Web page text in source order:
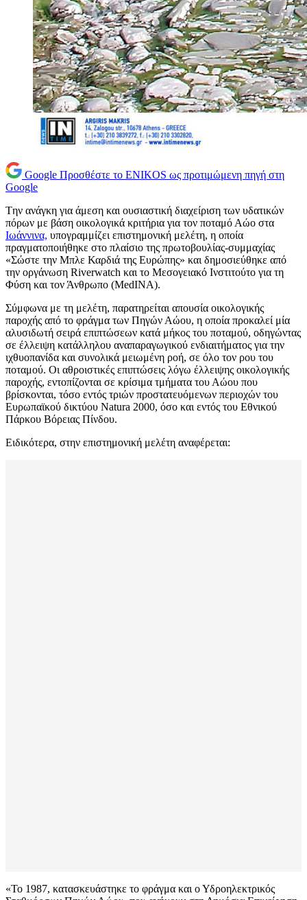
Google Προσθέστε το ENIKOS ως προτιμώμενη πηγή στη
Google
Tην ανάγκη για άμεση και ουσιαστική διαχείριση των υδατικών
πόρων με βάση οικολογικά κριτήρια για τον ποταμό Αώο στα
Ιωάννινα, υπογραμμίζει επιστημονική μελέτη, η οποία
πραγματοποιήθηκε στο πλαίσιο της πρωτοβουλίας-συμμαχίας
«Σώστε την Μπλε Καρδιά της Ευρώπης» και δημοσιεύθηκε από
την οργάνωση Riverwatch και το Μεσογειακό Ινστιτούτο για τη
Φύση και τον Άνθρωπο (MedINA).
Σύμφωνα με τη μελέτη, παρατηρείται απουσία οικολογικής
παροχής από το φράγμα των Πηγών Αώου, η οποία προκαλεί μία
αλυσιδωτή σειρά επιπτώσεων κατά μήκος του ποταμού, οδηγώντας
σε έλλειψη κατάλληλου αναπαραγωγικού ενδιαιτήματος για την
ιχθυοπανίδα και συνολικά μειωμένη ροή, σε όλο τον ρου του
ποταμού. Οι αθροιστικές επιπτώσεις λόγω έλλειψης οικολογικής
παροχής, εντοπίζονται σε κρίσιμα τμήματα του Αώου που
βρίσκονται, τόσο εντός τριών προστατευόμενων περιοχών του
Ευρωπαϊκού δικτύου Natura 2000, όσο και εντός του Εθνικού
Πάρκου Βόρειας Πίνδου.
Ειδικότερα, στην επιστημονική μελέτη αναφέρεται:
«Το 1987, κατασκευάστηκε το φράγμα και ο Υδροηλεκτρικός